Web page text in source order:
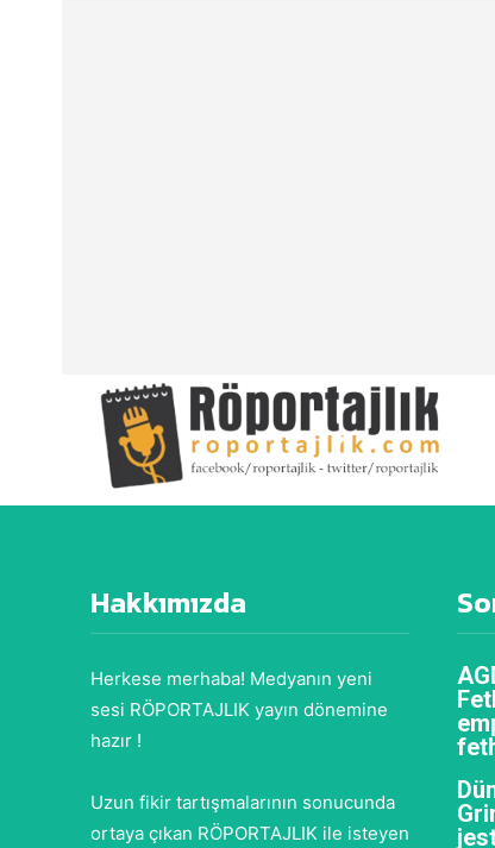
Hakkımızda
Herkese merhaba! Medyanın yeni
sesi RÖPORTAJLIK yayın dönemine
hazır !
Uzun fikir tartışmalarının sonucunda
ortaya çıkan RÖPORTAJLIK ile isteyen